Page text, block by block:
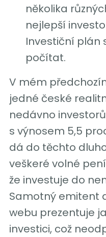
několika
nejlepší
Investiční plán
počítat.
V mém
jedné české
nedávno
s výnosem 5,5
dá do těchto
veškeré volné
že investuje do
Samotný emitent
webu prezentuje
investici, což